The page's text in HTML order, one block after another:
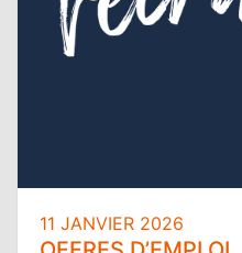
11 JANVIER 2026